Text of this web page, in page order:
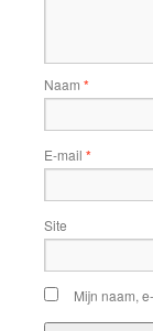
Naam *
E-mail *
Site
Mijn naam,